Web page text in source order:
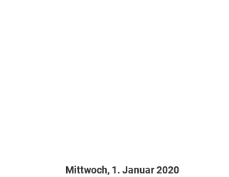
Mittwoch, 1. Januar 2020